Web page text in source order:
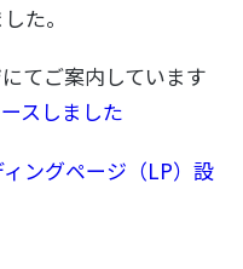
た。
てご案内しています
スしました
ングページ（LP）設